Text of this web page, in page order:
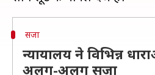
सजा
न्यायालय ने विभिन्न
अलग-अलग सजा